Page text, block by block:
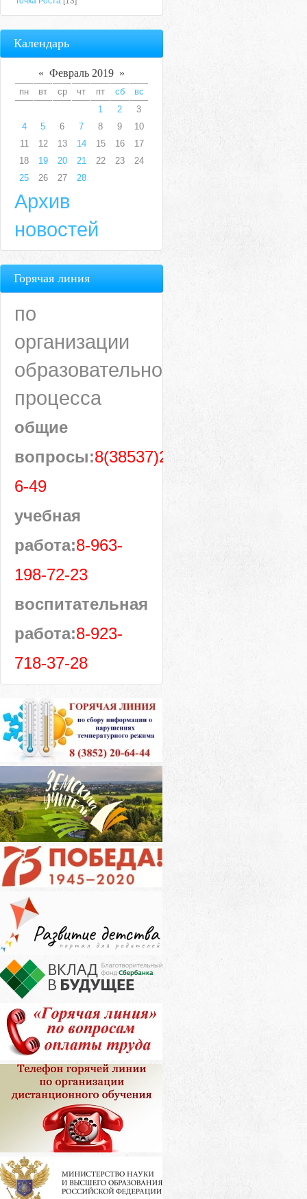
Календарь
« Февраль 2019 »
пн вт ср чт пт сб
вс
1
2
3
4
5 6 7 8 9
10
11
12 13 14 15 16
17
18
19 20 21 22 23
24
25
26 27 28
Архив
новостей
Горячая линия
по
организации
образовательного
процесса
общие
вопросы:8(38537)28-
6-49
учебная
работа:8-963-
198-72-23
воспитательная
работа:8-923-
718-37-28